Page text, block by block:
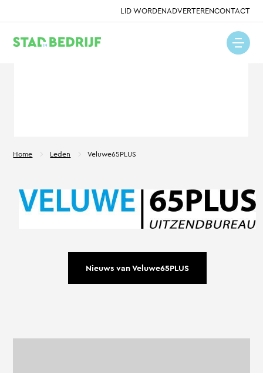
LID WORDENADVERTERENCONTACT
Home Leden Veluwe65PLUS
Nieuws van Veluwe65PLUS